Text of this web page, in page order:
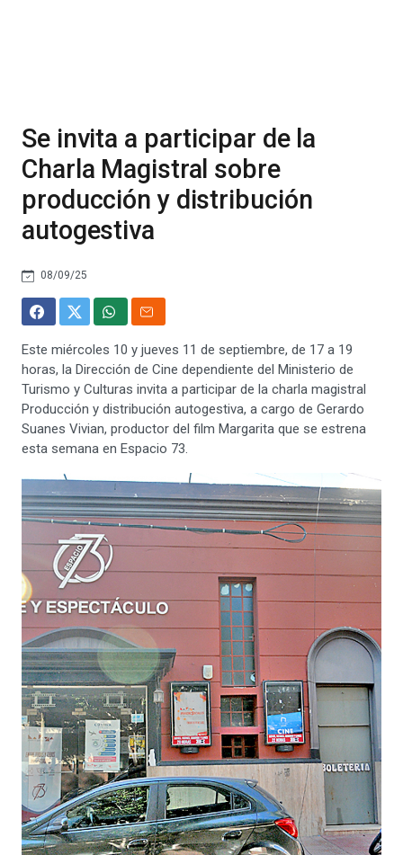
Se invita a participar de la
Charla Magistral sobre
producción y distribución
autogestiva
08/09/25
Este miércoles 10 y jueves 11 de septiembre, de 17 a 19
horas, la Dirección de Cine dependiente del Ministerio de
Turismo y Culturas invita a participar de la charla magistral
Producción y distribución autogestiva, a cargo de Gerardo
Suanes Vivian, productor del film Margarita que se estrena
esta semana en Espacio 73.